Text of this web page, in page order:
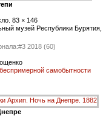
83 × 146
музей Республики Бурятия,
#3 2018 (60)
самобытности